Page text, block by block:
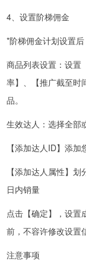
4、设置阶梯佣金
*阶梯佣金计划设置
商品列表设置：设置
率】、【推广截至时
品。
生效达人：选择全部
【添加达人ID】添
【添加达人属性】
日内销量
点击【确定】，设置
前，不容许修改设置
注意事项